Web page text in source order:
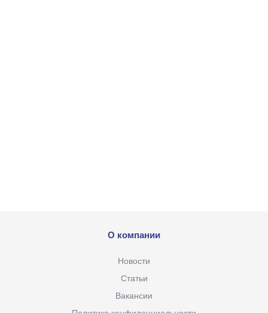
О компании
Новости
Статьи
Вакансии